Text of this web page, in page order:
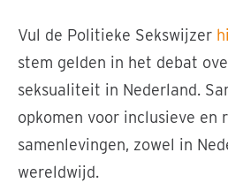
Vul de Politieke Sekswijzer
stem gelden in het debat
seksualiteit in Nederland.
opkomen voor inclusieve en
samenlevingen, zowel in
wereldwijd.